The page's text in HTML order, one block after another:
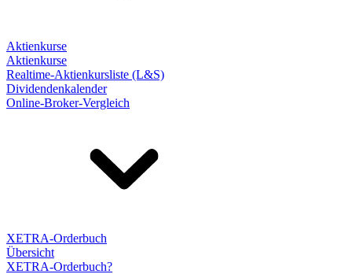
Aktienkurse
Aktienkurse
Realtime-Aktienkursliste (L&S)
Dividendenkalender
Online-Broker-Vergleich
XETRA-Orderbuch
Übersicht
XETRA-Orderbuch?